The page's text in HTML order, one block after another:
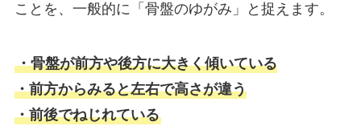
ことを、一般的に「骨盤のゆがみ」と捉えます。
・骨盤が前方や後方に大きく傾いている
・前方からみると左右で高さが違う
・前後でねじれている